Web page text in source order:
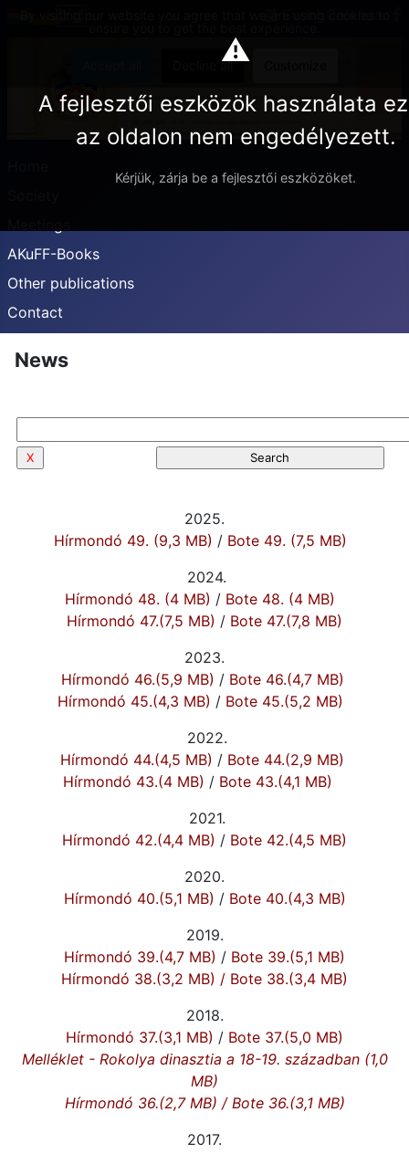
AKuFF-Books
Other publications
Contact
News
2025.
Hírmondó 49. (9,3 MB) / Bote 49. (7,5 MB)
2024.
Hírmondó 48. (4 MB) / Bote 48. (4 MB)
Hírmondó 47.(7,5 MB) / Bote 47.(7,8 MB)
2023.
Hírmondó 46.(5,9 MB) / Bote 46.(4,7 MB)
Hírmondó 45.(4,3 MB) / Bote 45.(5,2 MB)
2022.
Hírmondó 44.(4,5 MB) / Bote 44.(2,9 MB)
Hírmondó 43.(4 MB) / Bote 43.(4,1 MB)
2021.
Hírmondó 42.(4,4 MB) / Bote 42.(4,5 MB)
2020.
Hírmondó 40.(5,1 MB) / Bote 40.(4,3 MB)
2019.
Hírmondó 39.(4,7 MB) / Bote 39.(5,1 MB)
Hírmondó 38.(3,2 MB) / Bote 38.(3,4 MB)
2018.
Hírmondó 37.(3,1 MB) / Bote 37.(5,0 MB)
Melléklet - Rokolya dinasztia a 18-19. században (1,0
MB)
Hírmondó 36.(2,7 MB) / Bote 36.(3,1 MB)
2017.
Decline all⚠
A fejlesztői eszközök használata
az oldalon nem engedélyezett.
Kérjük, zárja be a fejlesztői eszközöket.